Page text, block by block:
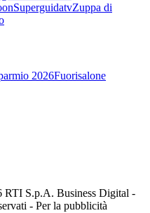
SuperguidatvZuppa di
2026Fuorisalone
RTI S.p.A. Business Digital -
- Per la pubblicità